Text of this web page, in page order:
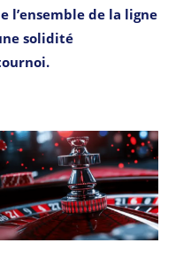
l’ensemble de la ligne
solidité